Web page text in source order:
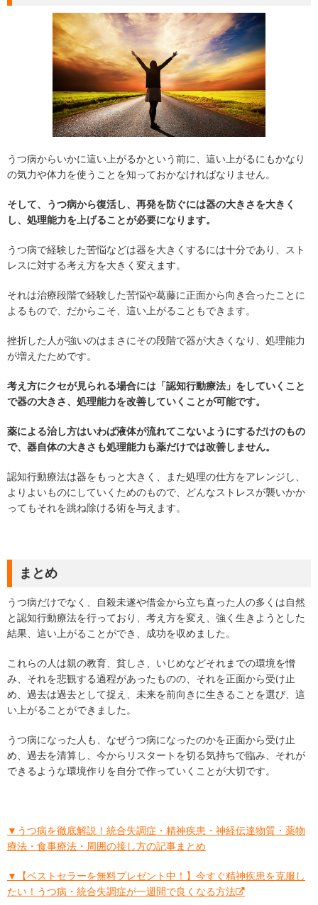
うつ病からいかに這い上がるかという前に、這い上がるにもかなり
の気力や体力を使うことを知っておかなければなりません。
そして、うつ病から復活し、再発を防ぐには器の大きさを大きく
し、処理能力を上げることが必要になります。
うつ病で経験した苦悩などは器を大きくするには十分であり、スト
レスに対する考え方を大きく変えます。
それは治療段階で経験した苦悩や葛藤に正面から向き合ったことに
よるもので、だからこそ、這い上がることもできます。
挫折した人が強いのはまさにその段階で器が大きくなり、処理能力
が増えたためです。
考え方にクセが見られる場合には「認知行動療法」をしていくこと
で器の大きさ、処理能力を改善していくことが可能です。
薬による治し方はいわば液体が流れてこないようにするだけのもの
で、器自体の大きさも処理能力も薬だけでは改善しません。
認知行動療法は器をもっと大きく、また処理の仕方をアレンジし、
よりよいものにしていくためのもので、どんなストレスが襲いかか
ってもそれを跳ね除ける術を与えます。
まとめ
うつ病だけでなく、自殺未遂や借金から立ち直った人の多くは自然
と認知行動療法を行っており、考え方を変え、強く生きようとした
結果、這い上がることができ、成功を収めました。
これらの人は親の教育、貧しさ、いじめなどそれまでの環境を憎
み、それを悲観する過程があったものの、それを正面から受け止
め、過去は過去として捉え、未来を前向きに生きることを選び、這
い上がることができました。
うつ病になった人も、なぜうつ病になったのかを正面から受け止
め、過去を清算し、今からリスタートを切る気持ちで臨み、それが
できるような環境作りを自分で作っていくことが大切です。
▼うつ病を徹底解説！統合失調症・精神疾患・神経伝達物質・薬物
療法・食事療法・周囲の接し方の記事まとめ
▼【ベストセラーを無料プレゼント中！】今すぐ精神疾患を克服し
たい！うつ病・統合失調症が一週間で良くなる方法